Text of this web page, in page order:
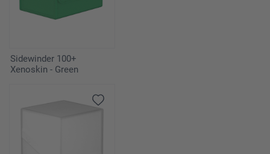
Sidewinder 100+
Xenoskin - Green